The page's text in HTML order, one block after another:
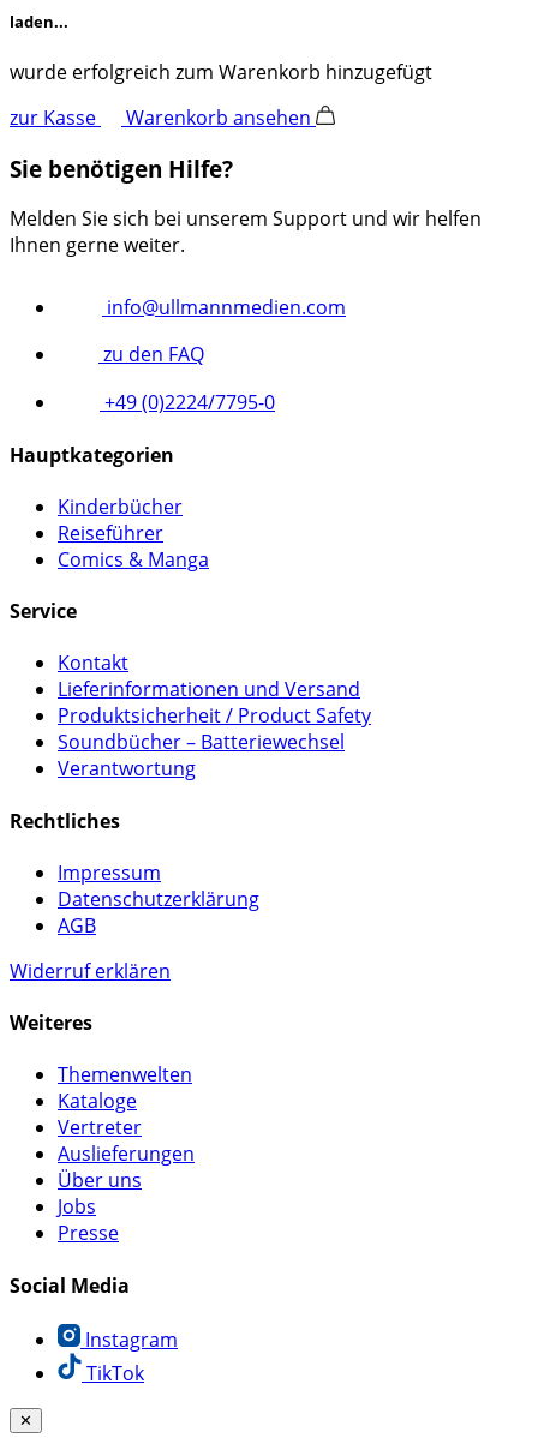
laden...
wurde erfolgreich zum Warenkorb hinzugefügt
zur Kasse
Warenkorb ansehen
Sie benötigen Hilfe?
Melden Sie sich bei unserem Support und wir helfen
Ihnen gerne weiter.
info@ullmannmedien.com
zu den FAQ
+49 (0)2224/7795-0
Hauptkategorien
Kinderbücher
Reiseführer
Comics & Manga
Service
Kontakt
Lieferinformationen und Versand
Produktsicherheit / Product Safety
Soundbücher – Batteriewechsel
Verantwortung
Rechtliches
Impressum
Datenschutzerklärung
AGB
Widerruf erklären
Weiteres
Themenwelten
Kataloge
Vertreter
Auslieferungen
Über uns
Jobs
Presse
Social Media
Instagram
TikTok
✕